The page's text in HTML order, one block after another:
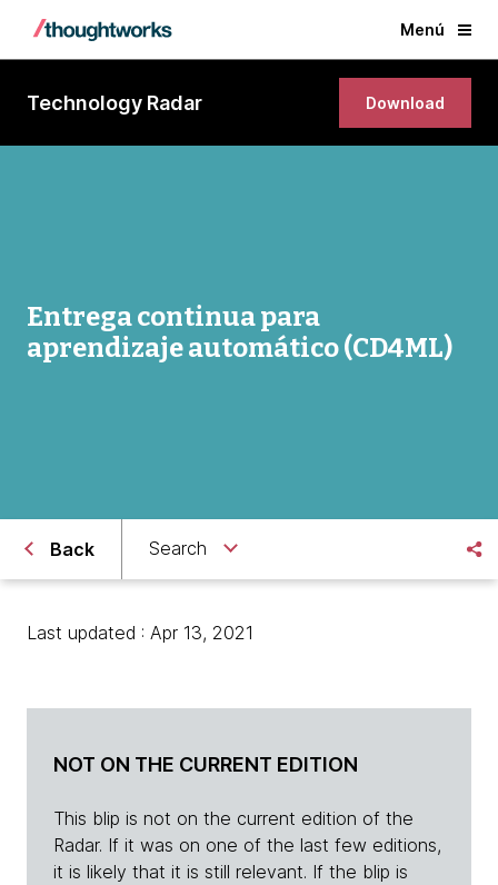
Menú
Technology Radar Download
Entrega continua para
aprendizaje automático (CD4ML)
Back Search
Last updated : Apr 13, 2021
NOT ON THE CURRENT EDITION
This blip is not on the current edition of the
Radar. If it was on one of the last few editions,
it is likely that it is still relevant. If the blip is